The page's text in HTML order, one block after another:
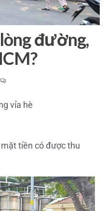
đường,
vỉa hè
tiền có được thu